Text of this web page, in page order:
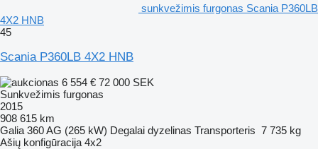
sunkvežimis furgonas Scania P360LB
4X2 HNB
45
Scania P360LB 4X2 HNB
6 554 € 72 000 SEK
Sunkvežimis furgonas
2015
908 615 km
Galia 360 AG (265 kW) Degalai dyzelinas Transporteris 7 735 kg
Ašių konfigūracija 4x2